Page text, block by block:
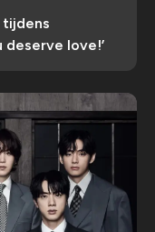
tijdens
deserve love!’